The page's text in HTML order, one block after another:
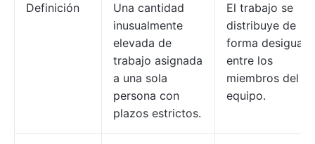
Definición
Una cantidad
inusualmente
elevada de
trabajo asignada
a una sola
persona con
plazos estrictos.
El trabajo se
distribuye de
forma desigual
entre los
miembros del
equipo.